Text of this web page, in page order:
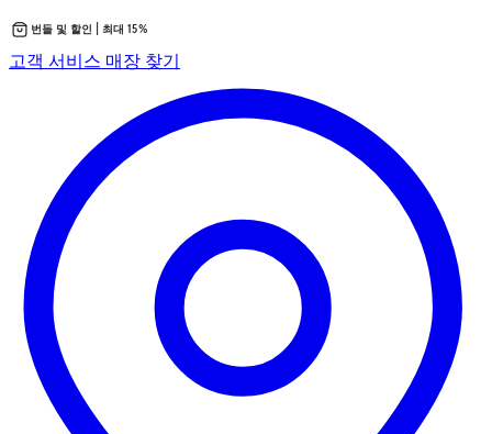
텐
가
기
번들 및 할인 | 최대 15%
고객 서비스 새
서
립
매장 찾기